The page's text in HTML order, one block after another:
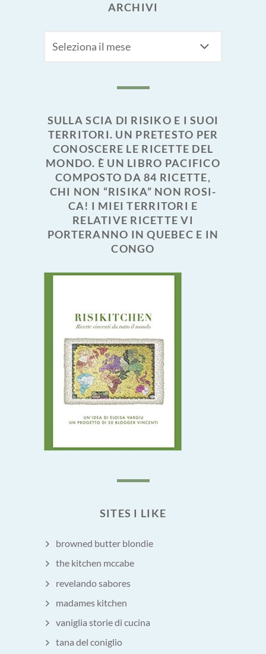
ARCHIVI
SULLA SCIA DI RISIKO E I SUOI
TERRITORI. UN PRETESTO PER
CONOSCERE LE RICETTE DEL
MONDO. È UN LIBRO PACIFICO
COMPOSTO DA 84 RICETTE,
CHI NON “RISIKA” NON ROSI-
CA! I MIEI TERRITORI E
RELATIVE RICETTE VI
PORTERANNO IN QUEBEC E IN
CONGO
SITES I LIKE
browned butter blondie
the kitchen mccabe
revelando sabores
madames kitchen
vaniglia storie di cucina
tana del coniglio